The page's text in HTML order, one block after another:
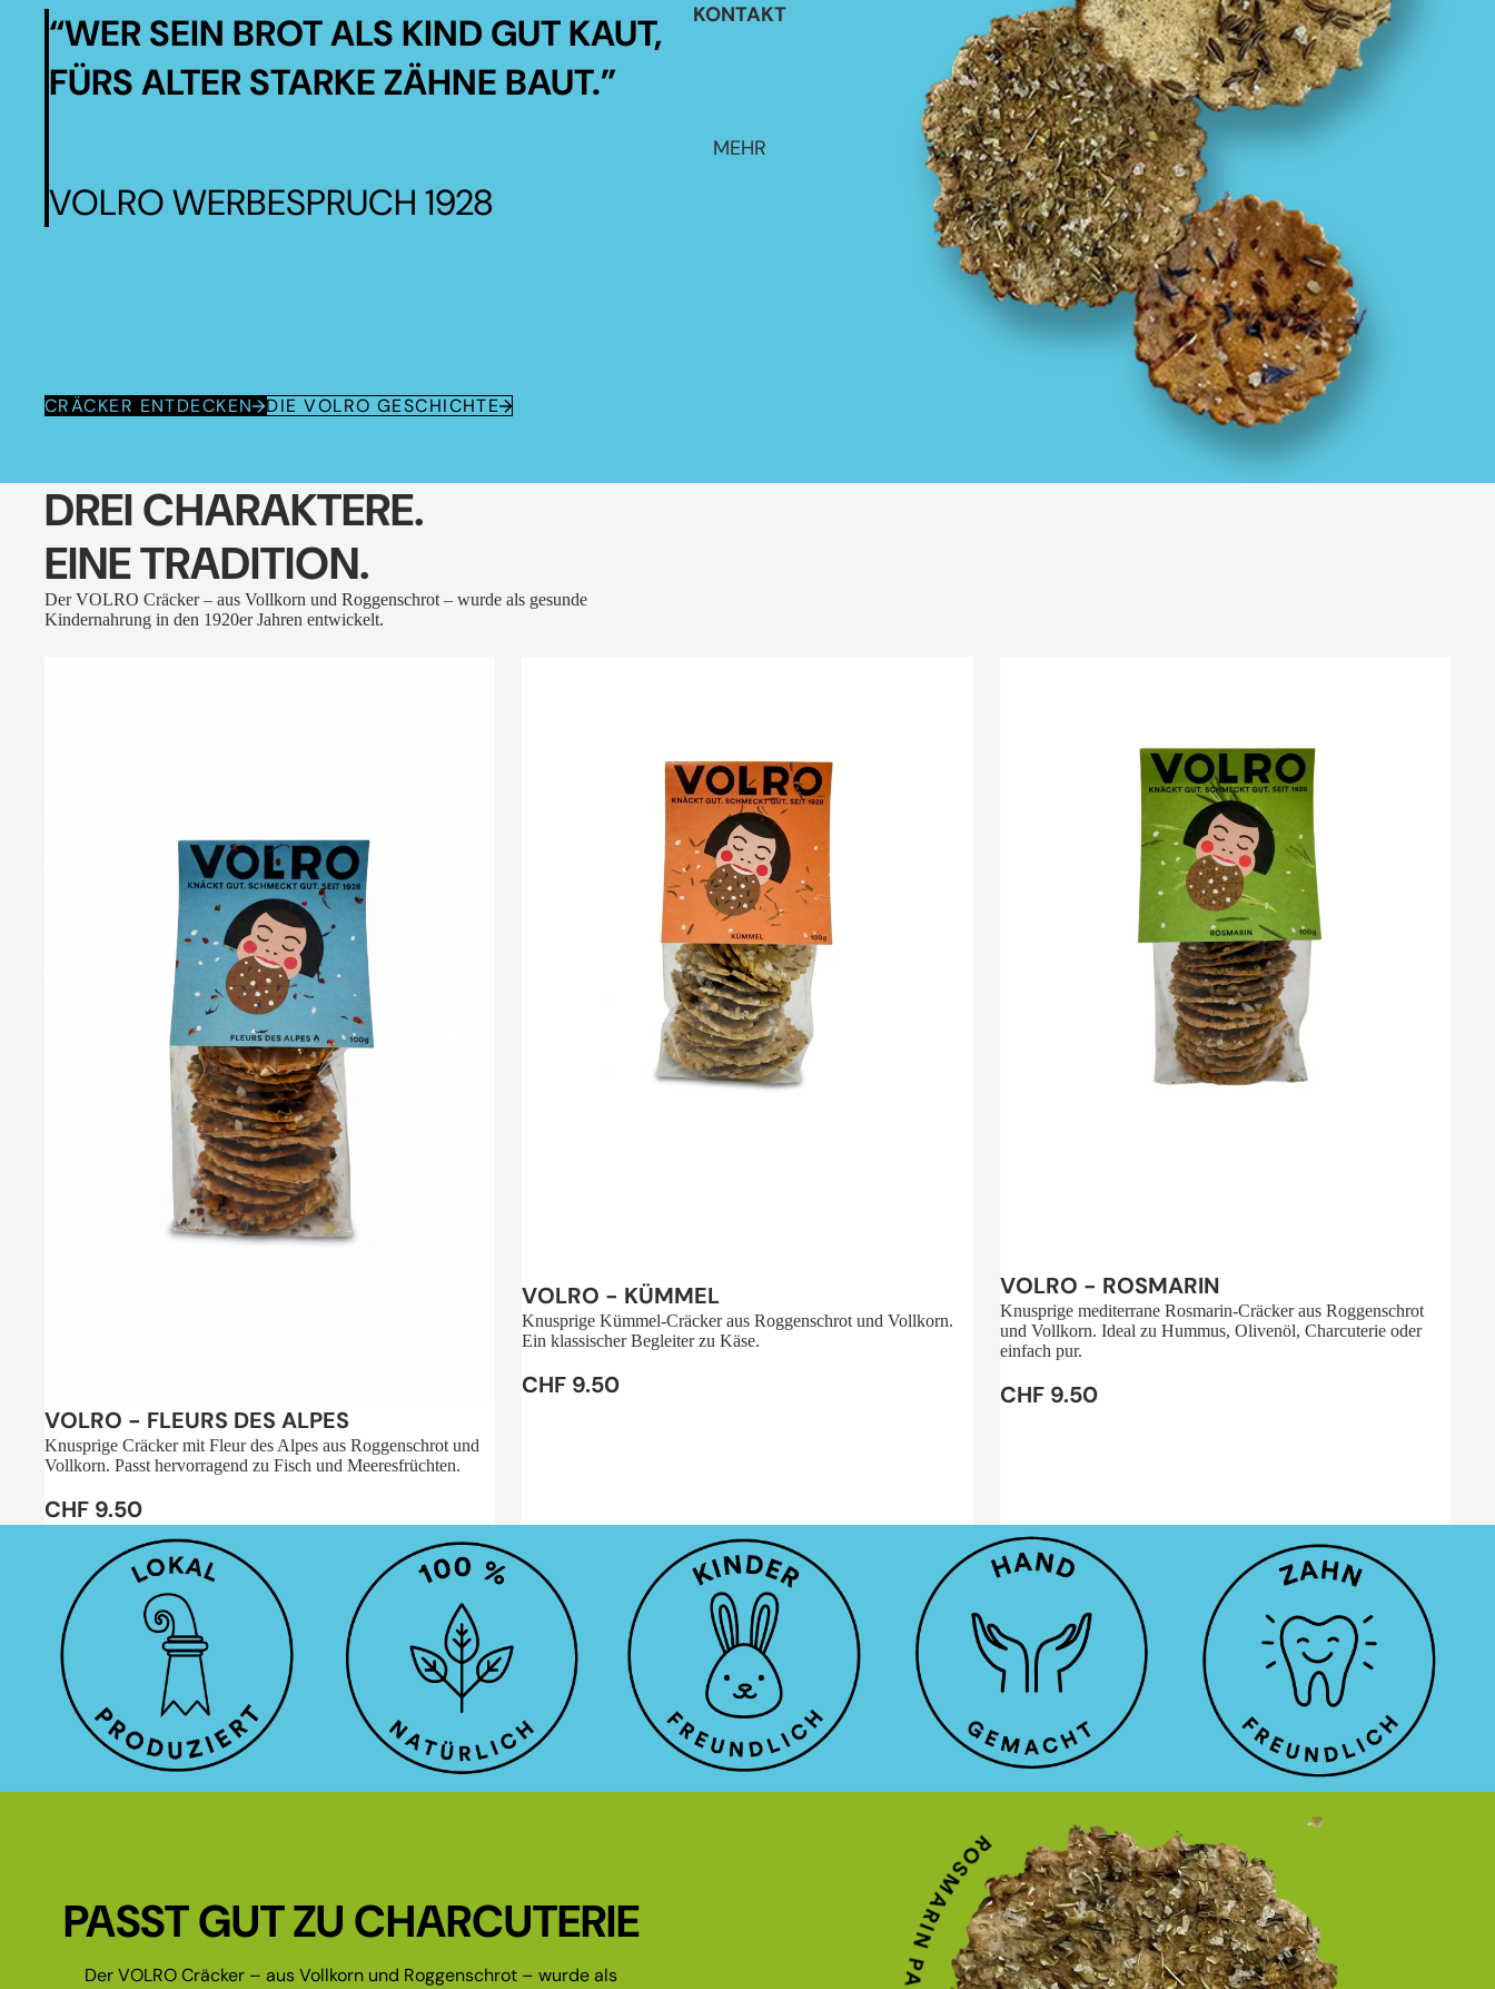
KONTAKT
MEHR
“WER SEIN BROT ALS KIND GUT KAUT,
FÜRS ALTER STARKE ZÄHNE BAUT.”
VOLRO WERBESPRUCH 1928
CRÄCKER ENTDECKEN DIE VOLRO GESCHICHTE
DREI CHARAKTERE.
EINE TRADITION.
Der VOLRO Cräcker – aus Vollkorn und Roggenschrot – wurde als gesunde
Kindernahrung in den 1920er Jahren entwickelt.
Sale
VOLRO - FLEURS DES ALPES
Knusprige Cräcker mit Fleur des Alpes aus Roggenschrot und
Vollkorn. Passt hervorragend zu Fisch und Meeresfrüchten.
CHF 9.50
VOLRO - KÜMMEL
Knusprige Kümmel-Cräcker aus Roggenschrot und Vollkorn.
Ein klassischer Begleiter zu Käse.
CHF 9.50
VOLRO - ROSMARIN
Knusprige mediterrane Rosmarin-Cräcker aus Roggenschrot
und Vollkorn. Ideal zu Hummus, Olivenöl, Charcuterie oder
einfach pur.
CHF 9.50
PASST GUT ZU CHARCUTERIE
Der VOLRO Cräcker – aus Vollkorn und Roggenschrot – wurde als